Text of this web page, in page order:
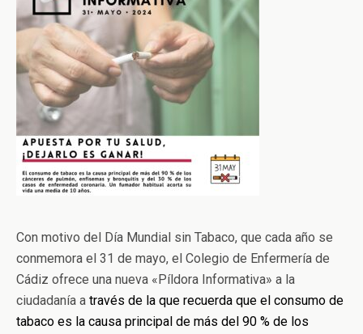
Con motivo del Día Mundial sin Tabaco, que cada año se
conmemora el 31 de mayo, el Colegio de Enfermería de
Cádiz ofrece una nueva «Píldora Informativa» a la
ciudadanía a través de la que recuerda que el consumo de
tabaco es la causa principal de más del 90 % de los